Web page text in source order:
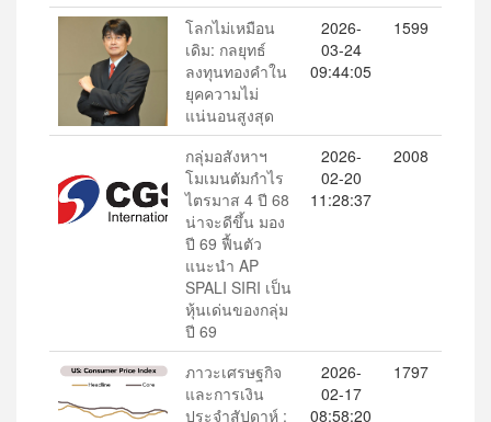
โลกไม่เหมือน
เดิม: กลยุทธ์
ลงทุนทองคำใน
ยุคความไม่
แน่นอนสูงสุด
2026-
03-24
09:44:05
1599
กลุ่มอสังหาฯ
โมเมนตัมกำไร
ไตรมาส 4 ปี 68
น่าจะดีขึ้น มอง
ปี 69 ฟื้นตัว
แนะนำ AP
SPALI SIRI เป็น
หุ้นเด่นของกลุ่ม
ปี 69
2026-
02-20
11:28:37
2008
ภาวะเศรษฐกิจ
และการเงิน
ประจำสัปดาห์ :
2026-
02-17
08:58:20
1797